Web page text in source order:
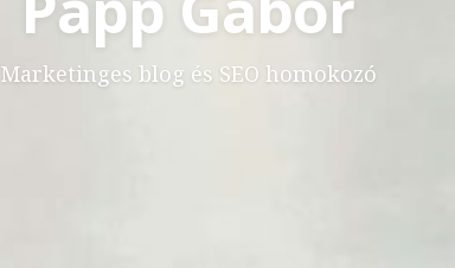
Marketinges blog és SEO homokozó